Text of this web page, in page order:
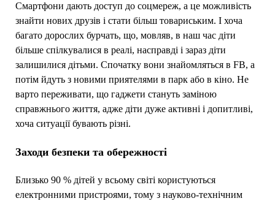
Смартфони дають доступ до соцмереж, а це можливість
знайти нових друзів і стати більш товариським. І хоча
багато дорослих бурчать, що, мовляв, в наш час діти
більше спілкувалися в реалі, насправді і зараз діти
залишилися дітьми. Спочатку вони знайомляться в FB, а
потім йдуть з новими приятелями в парк або в кіно. Не
варто переживати, що гаджети стануть заміною
справжнього життя, адже діти дуже активні і допитливі,
хоча ситуації бувають різні.
Заходи безпеки та обережності
Близько 90 % дітей у всьому світі користуються
електронними пристроями, тому з науково-технічним